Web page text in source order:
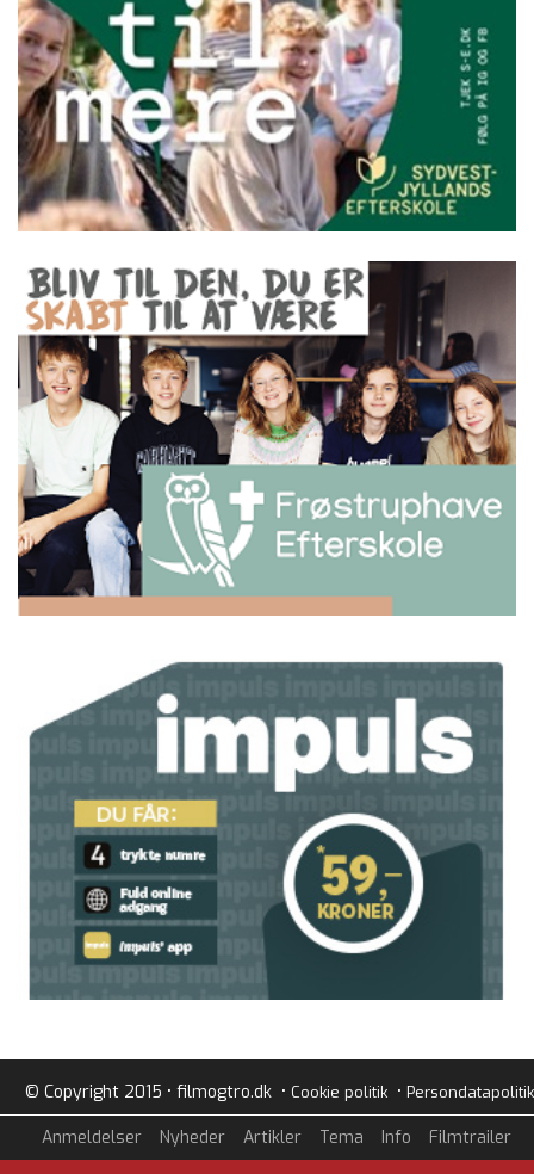
© Copyright 2015 • filmogtro.dk • Cookie politik• Persondatapolitik
Anmeldelser Nyheder Artikler Tema Info Filmtrailer